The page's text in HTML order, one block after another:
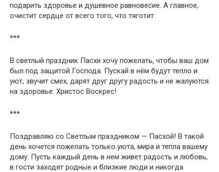
подарить здоровье и душевное равновесие. А главное,
очистит сердце от всего того, что тяготит.
***
В светлый праздник Пасхи хочу пожелать, чтобы ваш дом
был под защитой Господа. Пускай в нём будут тепло и
уют, звучит смех, дарят друг другу радость и не жалуются
на здоровье. Христос Воскрес!
***
Поздравляю со Светлым праздником — Пасхой! В такой
день хочется пожелать только уюта, мира и тепла вашему
дому. Пусть каждый день в нем живет радость и любовь,
в гости заходят родные и близкие люди и никогда